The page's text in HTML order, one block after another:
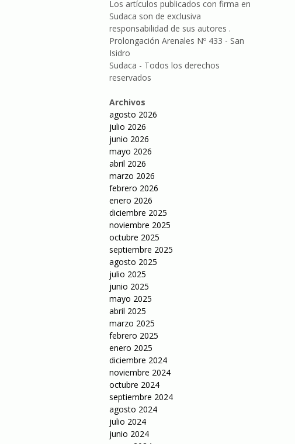
Los artículos publicados con firma en
Sudaca son de exclusiva
responsabilidad de sus autores .
Prolongación Arenales Nº 433 - San
Isidro
Sudaca - Todos los derechos
reservados
Archivos
agosto 2026
julio 2026
junio 2026
mayo 2026
abril 2026
marzo 2026
febrero 2026
enero 2026
diciembre 2025
noviembre 2025
octubre 2025
septiembre 2025
agosto 2025
julio 2025
junio 2025
mayo 2025
abril 2025
marzo 2025
febrero 2025
enero 2025
diciembre 2024
noviembre 2024
octubre 2024
septiembre 2024
agosto 2024
julio 2024
junio 2024